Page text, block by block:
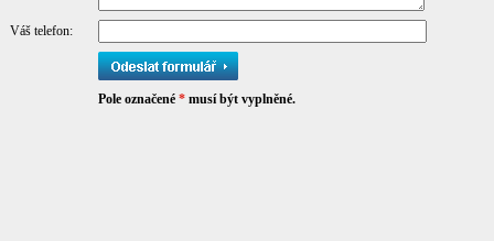
Váš telefon:
Pole označené * musí být vyplněné.